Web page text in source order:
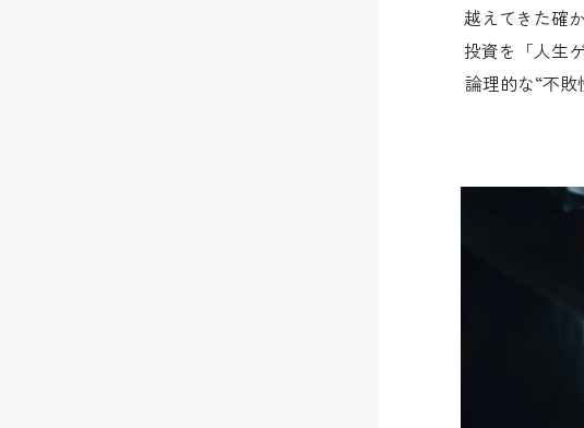
越えてきた確
投資を「人生
論理的な“不